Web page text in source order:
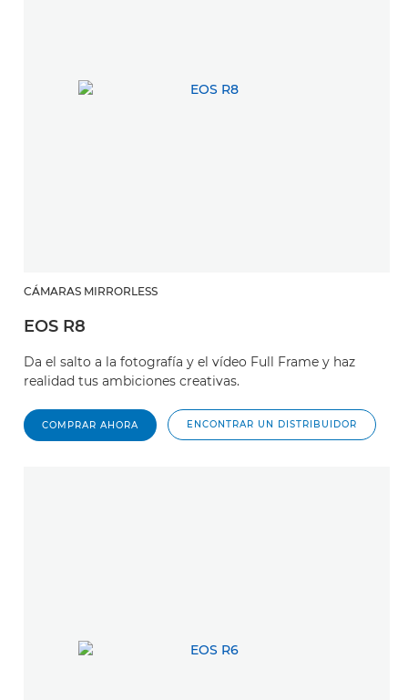
CÁMARAS MIRRORLESS
EOS R8
Da el salto a la fotografía y el vídeo Full Frame y haz
realidad tus ambiciones creativas.
COMPRAR AHORA ENCONTRAR UN DISTRIBUIDOR